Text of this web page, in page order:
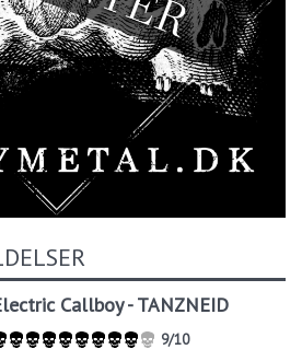
Callboy - TANZNEID
9/10